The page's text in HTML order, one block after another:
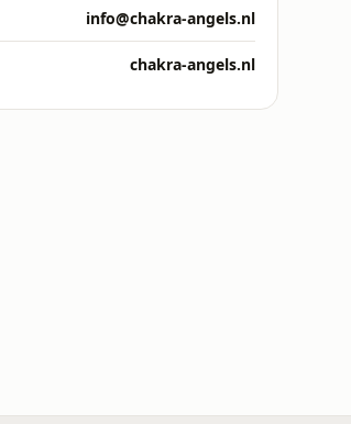
info@chakra-angels.nl
chakra-angels.nl